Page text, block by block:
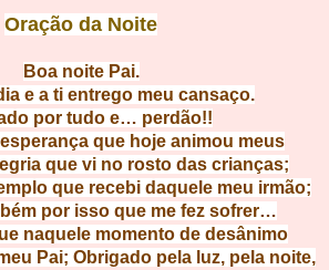
Oração da Noite
Boa noite Pai.
e a ti entrego meu cansaço.
por tudo e… perdão!!
que hoje animou meus
que vi no rosto das crianças;
que recebi daquele meu irmão;
por isso que me fez sofrer…
naquele momentode desânimo
Pai; Obrigado pela luz, pela noite,